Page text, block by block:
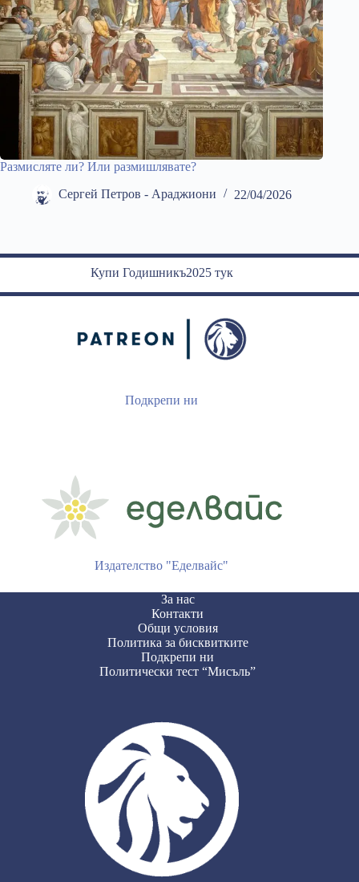
Размисляте ли? Или размишлявате?
Сергей Петров - Араджиони 22/04/2026
Купи Годишникъ2025 тук
Подкрепи ни
Издателство "Еделвайс"
За нас
Контакти
Общи условия
Политика за бисквитките
Подкрепи ни
Политически тест “Мисъль”